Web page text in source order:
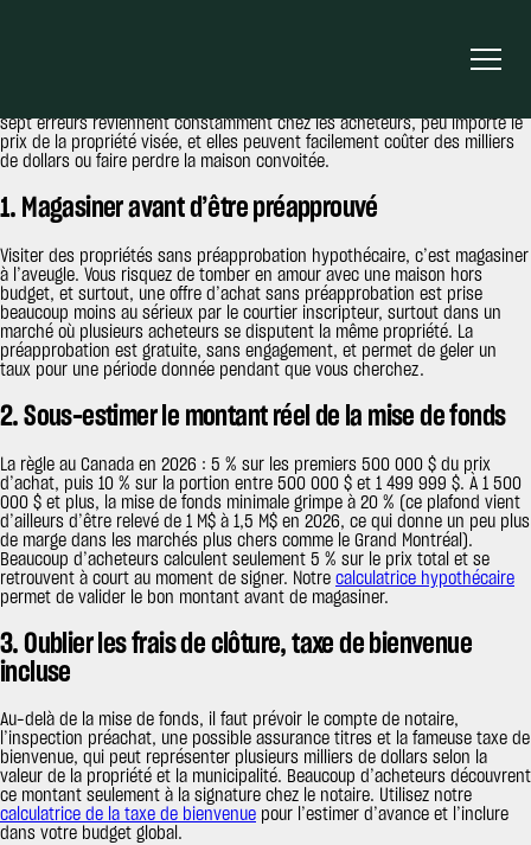
sont : magasiner sans préapprobation hypothécaire, sous-estimer la mise
de fonds réelle, oublier les frais de clôture (dont la taxe de bienvenue),
sept erreurs reviennent constamment chez les acheteurs, peu importe le
prix de la propriété visée, et elles peuvent facilement coûter des milliers
de dollars ou faire perdre la maison convoitée.
1. Magasiner avant d’être préapprouvé
Visiter des propriétés sans préapprobation hypothécaire, c’est magasiner
à l’aveugle. Vous risquez de tomber en amour avec une maison hors
budget, et surtout, une offre d’achat sans préapprobation est prise
beaucoup moins au sérieux par le courtier inscripteur, surtout dans un
marché où plusieurs acheteurs se disputent la même propriété. La
préapprobation est gratuite, sans engagement, et permet de geler un
taux pour une période donnée pendant que vous cherchez.
2. Sous-estimer le montant réel de la mise de fonds
La règle au Canada en 2026 : 5 % sur les premiers 500 000 $ du prix
d’achat, puis 10 % sur la portion entre 500 000 $ et 1 499 999 $. À 1 500
000 $ et plus, la mise de fonds minimale grimpe à 20 % (ce plafond vient
d’ailleurs d’être relevé de 1 M$ à 1,5 M$ en 2026, ce qui donne un peu plus
de marge dans les marchés plus chers comme le Grand Montréal).
Beaucoup d’acheteurs calculent seulement 5 % sur le prix total et se
retrouvent à court au moment de signer. Notre calculatrice hypothécaire
permet de valider le bon montant avant de magasiner.
3. Oublier les frais de clôture, taxe de bienvenue
incluse
Au-delà de la mise de fonds, il faut prévoir le compte de notaire,
l’inspection préachat, une possible assurance titres et la fameuse taxe de
bienvenue, qui peut représenter plusieurs milliers de dollars selon la
valeur de la propriété et la municipalité. Beaucoup d’acheteurs découvrent
ce montant seulement à la signature chez le notaire. Utilisez notre
calculatrice de la taxe de bienvenue pour l’estimer d’avance et l’inclure
dans votre budget global.